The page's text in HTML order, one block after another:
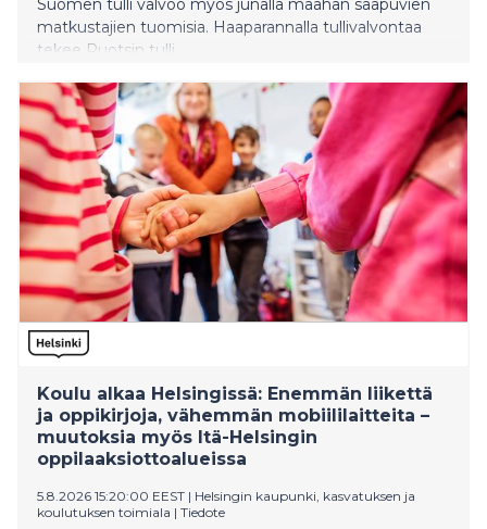
matkustajien tuomisia. Haaparannalla tullivalvontaa
tekee Ruotsin tulli.
Koulu alkaa Helsingissä: Enemmän liikettä
ja oppikirjoja, vähemmän mobiililaitteita –
muutoksia myös Itä-Helsingin
oppilaaksiottoalueissa
5.8.2026 15:20:00 EEST | Helsingin kaupunki, kasvatuksen ja
koulutuksen toimiala | Tiedote